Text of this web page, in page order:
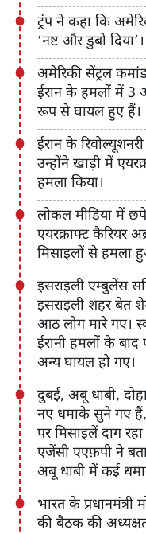
ट्रंप ने कहा कि
‘नष्ट और डुबो दिया’।
अमेरिकी सेंट्रल
ईरान के हमलों में 3
रूप से घायल हुए हैं।
ईरान के
उन्होंने खाड़ी में
हमला किया।
लोकल मीडिया में
एयरक्राफ्ट कैरियर
मिसाइलों से हमला
इसराइली एम्बुलेंस
इसराइली शहर बेत
आठ लोग मारे गए।
ईरानी हमलों के
अन्य घायल हो गए।
दुबई, अबू धाबी,
नए धमाके सुने गए हैं,
पर मिसाइलें दाग
एजेंसी एएफ़पी ने
अबू धाबी में कई
भारत के प्रधानमंत्री
की बैठक की